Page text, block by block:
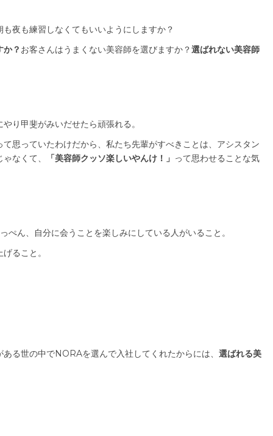
夜も練習しなくてもいいようにしますか？
か？ お客さんはうまくない美容師を選びますか？選ばれない美容師
り甲斐がみいだせたら頑張れる。
て思っていたわけだから、私たち先輩がすべきことは、アシスタン
なくて、
「美容師クッソ楽しいやんけ！」 って思わせることな気
ん、自分に会うことを楽しみにしている人がいること。
ること。
る世の中でNORAを選んで入社してくれたからには、 選ばれる美